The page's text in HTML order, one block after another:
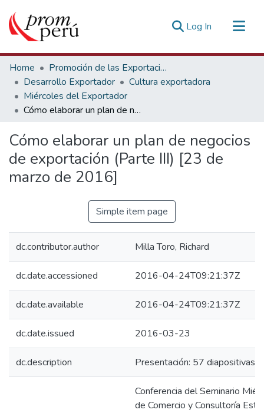
Log In (current)
Communities & Collections
All of DSpace
Statistics
Estadísticas Externas
Home
Promoción de las Exportaciones
Desarrollo Exportador
Cultura exportadora
Miércoles del Exportador
Cómo elaborar un plan de negocios de exportación (Parte III) [23 de marzo de 2016]
Cómo elaborar un plan de negocios
de exportación (Parte III) [23 de
marzo de 2016]
Simple item page
dc.contributor.author Milla Toro, Richard
dc.date.accessioned 2016-04-24T09:21:37Z
dc.date.available 2016-04-24T09:21:37Z
dc.date.issued 2016-03-23
dc.description Presentación: 57 diapositivas.
Conferencia del Seminario
de Comercio y Consultoría